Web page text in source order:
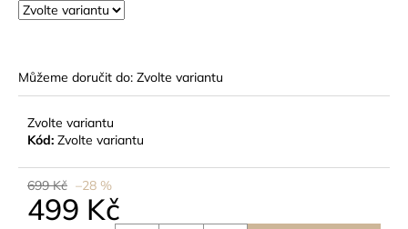
Můžeme doručit do: Zvolte variantu
Zvolte variantu
Kód: Zvolte variantu
699 Kč –28 %
499 Kč
č
e
m